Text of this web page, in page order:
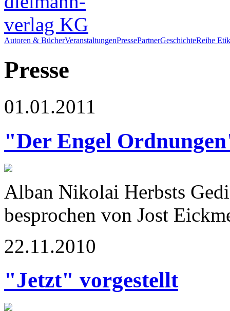
Autoren & BücherVeranstaltungenPressePartnerGeschichteReihe
Presse
01.01.2011
"Der Engel
Alban Nikolai Herbsts
besprochen von Jost
22.11.2010
"Jetzt" vorgestellt